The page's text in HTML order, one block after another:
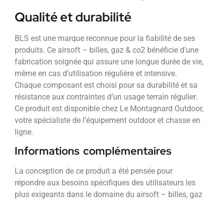
Qualité et durabilité
BLS est une marque reconnue pour la fiabilité de ses
produits. Ce airsoft – billes, gaz & co2 bénéficie d’une
fabrication soignée qui assure une longue durée de vie,
même en cas d’utilisation régulière et intensive.
Chaque composant est choisi pour sa durabilité et sa
résistance aux contraintes d’un usage terrain régulier.
Ce produit est disponible chez Le Montagnard Outdoor,
votre spécialiste de l’équipement outdoor et chasse en
ligne.
Informations complémentaires
La conception de ce produit a été pensée pour
répondre aux besoins spécifiques des utilisateurs les
plus exigeants dans le domaine du airsoft – billes, gaz